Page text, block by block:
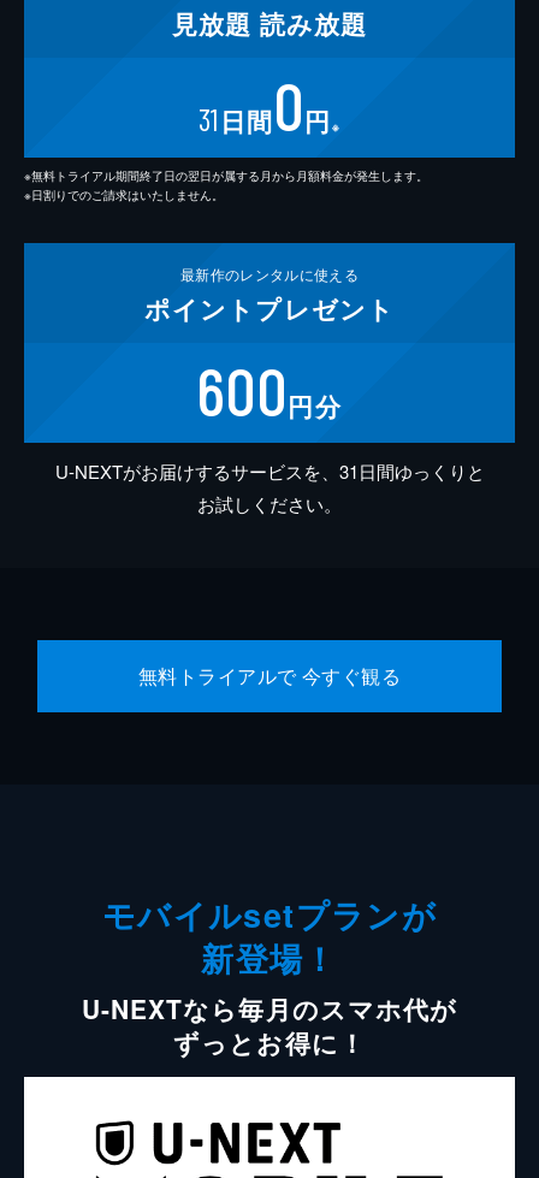
見放題 読み放題
31 日間0円 ※
※無料トライアル期間終了日の翌日が属する月から月額料金が発生します。
※日割りでのご請求はいたしません。
最新作のレンタルに使える
ポイント プレゼント
600円分
U-NEXTがお届けするサービスを、31日間ゆっくりと
お試しください。
無料トライアルで 今すぐ観る
モバイルsetプランが
新登場！
U-NEXTなら毎月のスマホ代が
ずっとお得に！